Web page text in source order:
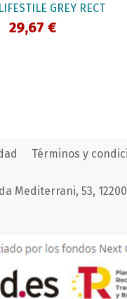
GREY RECT
29,67 €
Términos y
Mediterrani, 53,